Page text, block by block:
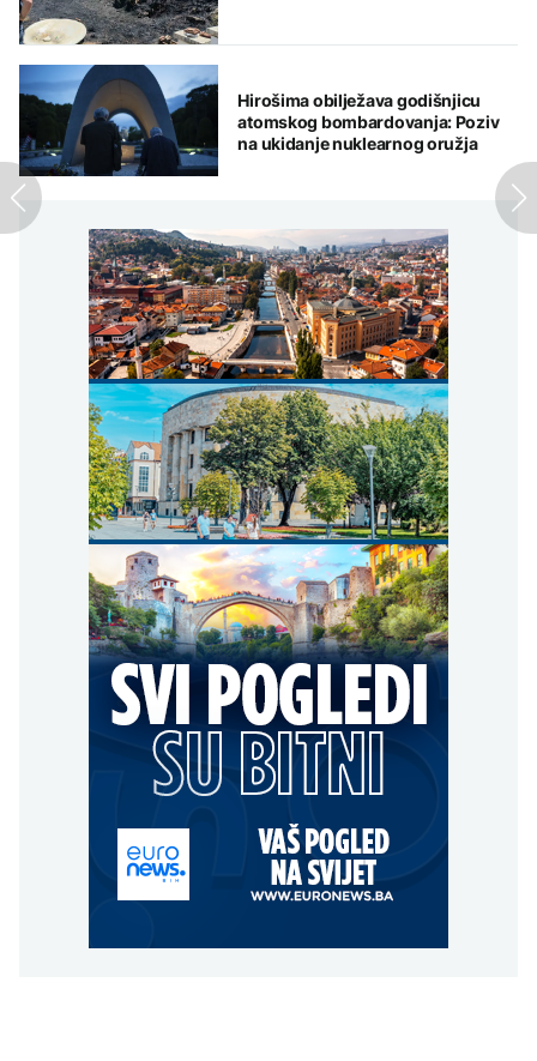
Hirošima obilježava godišnjicu
atomskog bombardovanja: Poziv
na ukidanje nuklearnog oružja